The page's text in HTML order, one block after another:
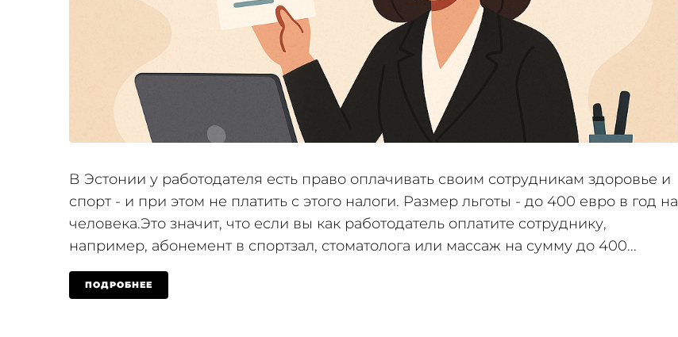
В Эстонии у работодателя есть право оплачивать своим сотрудникам здоровье и
спорт - и при этом не платить с этого налоги. Размер льготы - до 400 евро в год на
человека.Это значит, что если вы как работодатель оплатите сотруднику,
например, абонемент в спортзал, стоматолога или массаж на сумму до 400...
ПОДРОБНЕЕ